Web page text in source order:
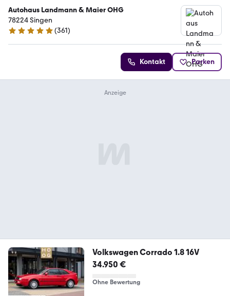
Autohaus Landmann & Maier OHG
78224 Singen
4.9 Sterne
(361)
Kontakt Parken
Volkswagen Corrado 1.8 16V
34.950 €
Ohne Bewertung